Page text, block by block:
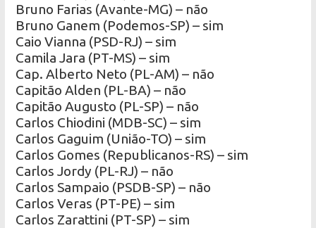
Bruno Farias (Avante-MG) – não
Bruno Ganem (Podemos-SP) – sim
Caio Vianna (PSD-RJ) – sim
Camila Jara (PT-MS) – sim
Cap. Alberto Neto (PL-AM) – não
Capitão Alden (PL-BA) – não
Capitão Augusto (PL-SP) – não
Carlos Chiodini (MDB-SC) – sim
Carlos Gaguim (União-TO) – sim
Carlos Gomes (Republicanos-RS) – sim
Carlos Jordy (PL-RJ) – não
Carlos Sampaio (PSDB-SP) – não
Carlos Veras (PT-PE) – sim
Carlos Zarattini (PT-SP) – sim